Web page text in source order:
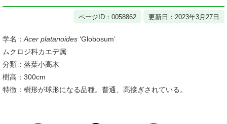
ページID：0058862 更新日：2023年3月27日
学名： Acer platanoides ‘Globosum’
ムクロジ科カエデ属
分類：落葉小高木
樹高：300cm
特徴：樹形が球形になる品種。普通、高接ぎされている。